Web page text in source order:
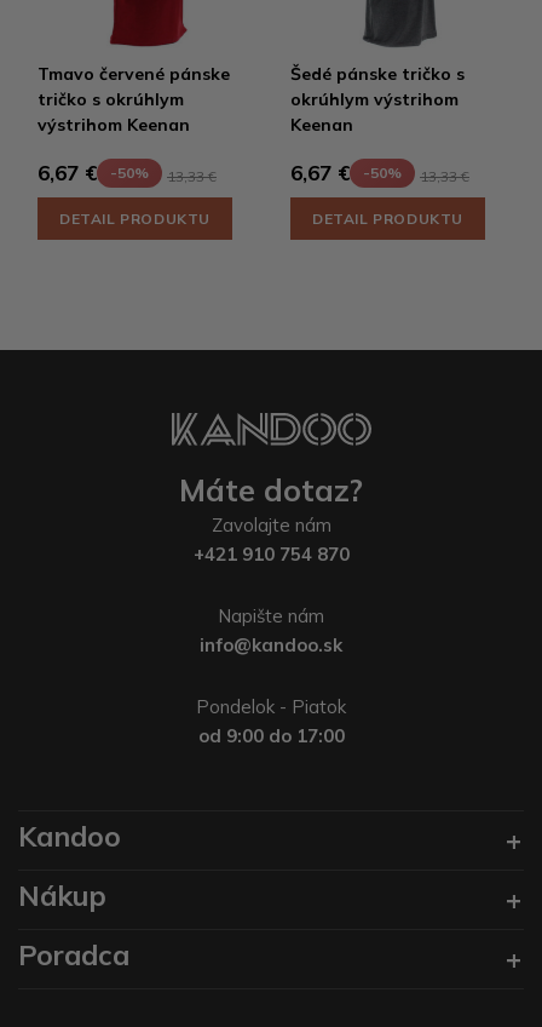
Tmavo červené pánske
tričko s okrúhlym
výstrihom Keenan
6,67 € -50% 13,33 €
DETAIL PRODUKTU
Šedé pánske tričko s
okrúhlym výstrihom
Keenan
6,67 € -50% 13,33 €
DETAIL PRODUKTU
Máte dotaz?
Zavolajte nám
+421 910 754 870
Napište nám
info@kandoo.sk
Pondelok - Piatok
od 9:00 do 17:00
Kandoo
Nákup
Poradca